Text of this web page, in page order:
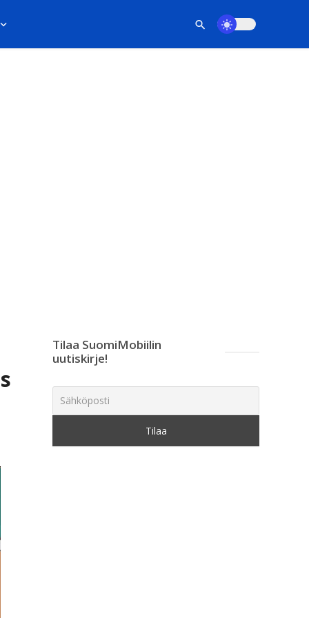
Tilaa SuomiMobiilin
uutiskirje!